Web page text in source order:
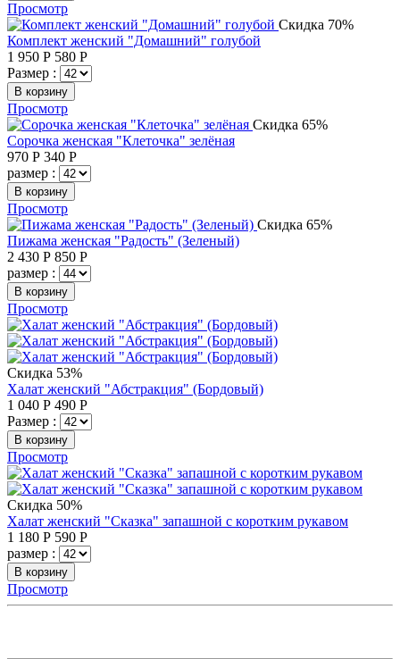
Просмотр
Скидка 70%
Комплект женский "Домашний" голубой
1 950 Р 580 Р
Размер :
В корзину
Просмотр
Скидка 65%
Сорочка женская "Клеточка" зелёная
970 Р 340 Р
размер :
В корзину
Просмотр
Скидка 65%
Пижама женская "Радость" (Зеленый)
2 430 Р 850 Р
размер :
В корзину
Просмотр
Скидка 53%
Халат женский "Абстракция" (Бордовый)
1 040 Р 490 Р
Размер :
В корзину
Просмотр
Скидка 50%
Халат женский "Сказка" запашной с коротким рукавом
1 180 Р 590 Р
размер :
В корзину
Просмотр